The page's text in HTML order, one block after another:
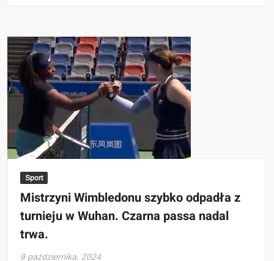
Sport
Mistrzyni Wimbledonu szybko odpadła z
turnieju w Wuhan. Czarna passa nadal
trwa.
9 października, 2024